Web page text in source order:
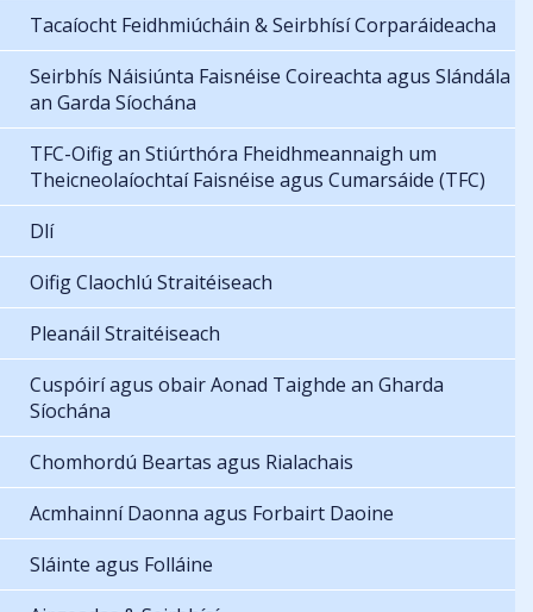
Tacaíocht Feidhmiúcháin & Seirbhísí Corparáideacha
Seirbhís Náisiúnta Faisnéise Coireachta agus Slándála
an Garda Síochána
TFC-Oifig an Stiúrthóra Fheidhmeannaigh um
Theicneolaíochtaí Faisnéise agus Cumarsáide (TFC)
Dlí
Oifig Claochlú Straitéiseach
Pleanáil Straitéiseach
Cuspóirí agus obair Aonad Taighde an Gharda
Síochána
Chomhordú Beartas agus Rialachais
Acmhainní Daonna agus Forbairt Daoine
Sláinte agus Folláine